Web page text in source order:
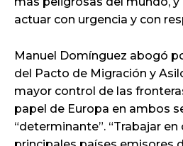
actuar con urgencia y con
Manuel Domínguez abogó
del Pacto de Migración y
mayor control de las
papel de Europa en ambos
“determinante”. “Trabajar